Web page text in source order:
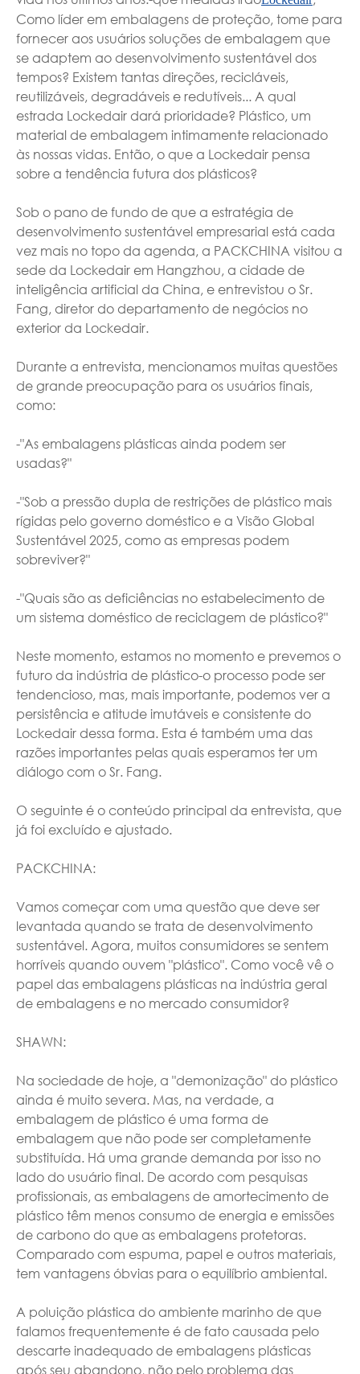
Como líder em embalagens de proteção, tome para
fornecer aos usuários soluções de embalagem que
se adaptem ao desenvolvimento sustentável dos
tempos? Existem tantas direções, recicláveis,
reutilizáveis, degradáveis e redutíveis... A qual
estrada Lockedair dará prioridade? Plástico, um
material de embalagem intimamente relacionado
às nossas vidas. Então, o que a Lockedair pensa
sobre a tendência futura dos plásticos?
Sob o pano de fundo de que a estratégia de
desenvolvimento sustentável empresarial está cada
vez mais no topo da agenda, a PACKCHINA visitou a
sede da Lockedair em Hangzhou, a cidade de
inteligência artificial da China, e entrevistou o Sr.
Fang, diretor do departamento de negócios no
exterior da Lockedair.
Durante a entrevista, mencionamos muitas questões
de grande preocupação para os usuários finais,
como:
-"As embalagens plásticas ainda podem ser
usadas?"
-"Sob a pressão dupla de restrições de plástico mais
rígidas pelo governo doméstico e a Visão Global
Sustentável 2025, como as empresas podem
sobreviver?"
-"Quais são as deficiências no estabelecimento de
um sistema doméstico de reciclagem de plástico?"
Neste momento, estamos no momento e prevemos o
futuro da indústria de plástico-o processo pode ser
tendencioso, mas, mais importante, podemos ver a
persistência e atitude imutáveis e consistente do
Lockedair dessa forma. Esta é também uma das
razões importantes pelas quais esperamos ter um
diálogo com o Sr. Fang.
O seguinte é o conteúdo principal da entrevista, que
já foi excluído e ajustado.
PACKCHINA:
Vamos começar com uma questão que deve ser
levantada quando se trata de desenvolvimento
sustentável. Agora, muitos consumidores se sentem
horríveis quando ouvem "plástico". Como você vê o
papel das embalagens plásticas na indústria geral
de embalagens e no mercado consumidor?
SHAWN:
Na sociedade de hoje, a "demonização" do plástico
ainda é muito severa. Mas, na verdade, a
embalagem de plástico é uma forma de
embalagem que não pode ser completamente
substituída. Há uma grande demanda por isso no
lado do usuário final. De acordo com pesquisas
profissionais, as embalagens de amortecimento de
plástico têm menos consumo de energia e emissões
de carbono do que as embalagens protetoras.
Comparado com espuma, papel e outros materiais,
tem vantagens óbvias para o equilíbrio ambiental.
A poluição plástica do ambiente marinho de que
falamos frequentemente é de fato causada pelo
descarte inadequado de embalagens plásticas
após seu abandono, não pelo problema das